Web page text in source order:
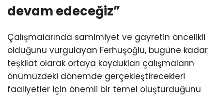
devam edeceğiz”
Çalışmalarında samimiyet ve gayretin öncelikli
olduğunu vurgulayan Ferhuşoğlu, bugüne kadar
teşkilat olarak ortaya koydukları çalışmaların
önümüzdeki dönemde gerçekleştirecekleri
faaliyetler için önemli bir temel oluşturduğunu